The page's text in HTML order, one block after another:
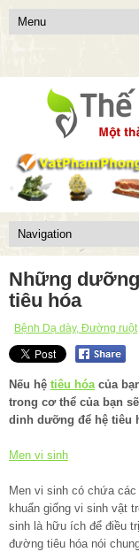
Những
tiêu hóa
Bệnh Dạ dày, Đường ruột
Nếu hệ tiêu hóacủa
trong cơ thể của bạn
dinh dưỡng để hệ tiêu
Men vi sinh
Men vi sinh có chứa
khuẩn giống vi sinh vật
sinh là hữu ích để điều
đường tiêu hóa nói